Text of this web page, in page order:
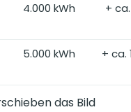
4.000 kWh + ca.
5.000 kWh + ca.
das Bild